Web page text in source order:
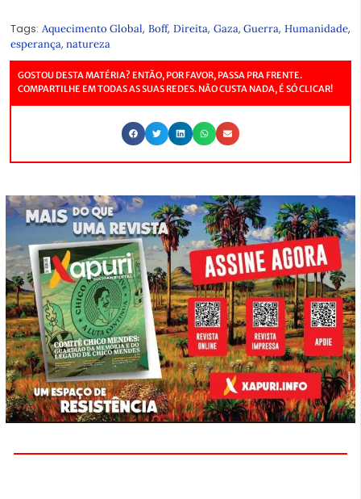
Tags: Aquecimento Global,Boff, Direita, Gaza,Guerra,Humanidade,
esperança, natureza
GOSTOU DESTA MATÉRIA? ENTÃO, POR FAVOR, PASSA PRA FRENTE.
COMPARTILHE EM TODAS AS SUAS REDES. NÃO CUSTA NADA, É SÓ CLICAR!